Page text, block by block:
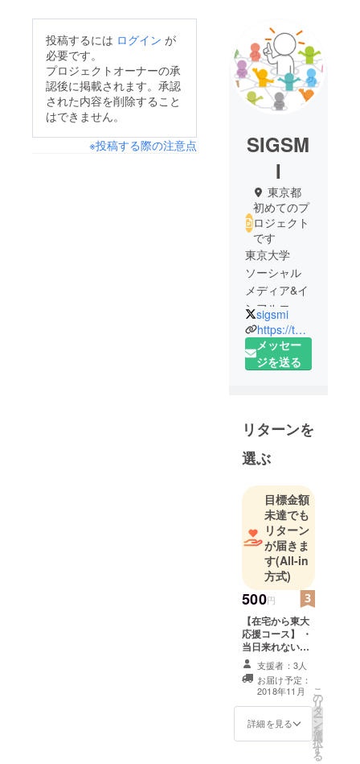
投稿するには ログイン が
必要です。
プロジェクトオーナーの承
認後に掲載されます。承認
された内容を削除すること
はできません。
※投稿する際の注意点
SIGSM
I
東京都
初めてのプ
ロジェクト
です
東京大学
ソーシャル
メディア&イ
ンフルエン
サー研究会
駒場祭・五
月祭のス
シャルメ
ディアやイ
ンフルエン
サーに関連
する様々な
活動を行っ
ています。
sigsmi
https://twitter.com/sigsmi
メッセー
ジを送る
リターンを
選ぶ
目標金額
未達でも
リターン
が届きま
す(All-in
方式)
500円
【在宅から東大
応援コース】 ・
当日来れない方
向け ・主催者に
よるイベントに
関する活動報告
・主催者からの
お礼メール ・活
動報告書にクレ
支援者：3人
お届け予定：
2018年11月
詳細を見る
こ
の
リ
タ
ー
ン
を
選
択
す
る